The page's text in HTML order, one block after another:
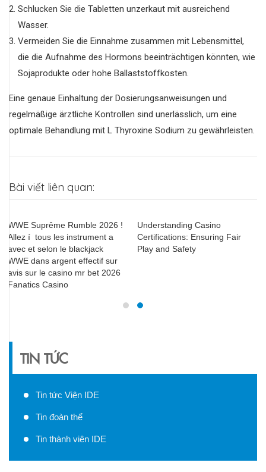
Schlucken Sie die Tabletten unzerkaut mit ausreichend
Wasser.
Vermeiden Sie die Einnahme zusammen mit Lebensmittel,
die die Aufnahme des Hormons beeinträchtigen könnten, wie
Sojaprodukte oder hohe Ballaststoffkosten.
Eine genaue Einhaltung der Dosierungsanweisungen und
regelmäßige ärztliche Kontrollen sind unerlässlich, um eine
optimale Behandlung mit L Thyroxine Sodium zu gewährleisten.
Bài viết liên quan:
WWE Suprême Rumble 2026 !
Allez í tous les instrument a
avec et selon le blackjack
WWE dans argent effectif sur
avis sur le casino mr bet 2026
Fanatics Casino
Understanding Casino
Certifications: Ensuring Fair
Play and Safety
TIN TỨC
Tin tức Viện IDE
Tin đoàn thể
Tin thành viên IDE